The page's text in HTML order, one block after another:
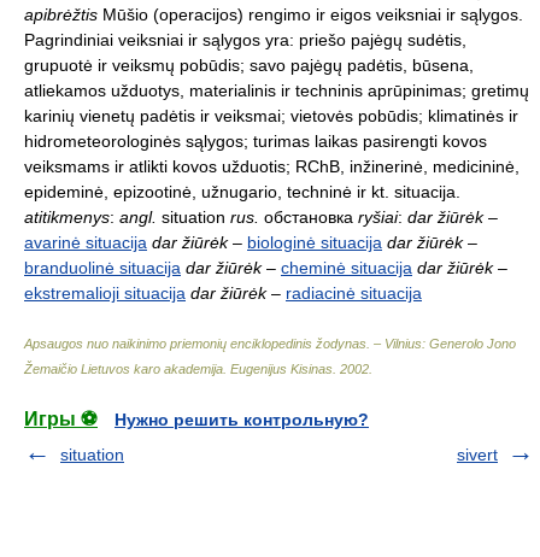
apibrėžtis Mūšio (operacijos) rengimo ir eigos veiksniai ir sąlygos.
Pagrindiniai veiksniai ir sąlygos yra: priešo pajėgų sudėtis,
grupuotė ir veiksmų pobūdis; savo pajėgų padėtis, būsena,
atliekamos užduotys, materialinis ir techninis aprūpinimas; gretimų
karinių vienetų padėtis ir veiksmai; vietovės pobūdis; klimatinės ir
hidrometeorologinės sąlygos; turimas laikas pasirengti kovos
veiksmams ir atlikti kovos užduotis; RChB, inžinerinė, medicininė,
epideminė, epizootinė, užnugario, techninė ir kt. situacija.
atitikmenys: angl. situation rus. обстановка ryšiai: dar žiūrėk–
avarinė situacija dar žiūrėk– biologinė situacija dar žiūrėk–
branduolinė situacija dar žiūrėk– cheminė situacija dar žiūrėk–
ekstremalioji situacija dar žiūrėk– radiacinė situacija
Apsaugos nuo naikinimo priemonių enciklopedinis žodynas. – Vilnius: Generolo Jono
Žemaičio Lietuvos karo akademija Eugenijus Kisinas 2002
Игры ⚽
Нужно решить контрольную?
situation
sivert